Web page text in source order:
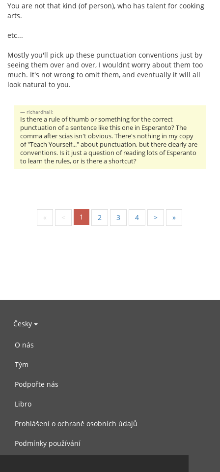
You are not that kind (of person), who has talent for cooking
arts.
etc...
Mostly you'll pick up these punctuation conventions just by
seeing them over and over, I wouldnt worry about them too
much. It's not wrong to omit them, and eventually it will all
look natural to you.
richardhall:
Is there a rule of thumb or something for the correct
punctuation of a sentence like this one in Esperanto? The
comma after scias isn't obvious. There's nothing in my copy
of "Teach Yourself..." about punctuation, but there clearly are
conventions. Is it just a question of reading lots of Esperanto
to learn the rules, or is there a shortcut?
« < 1 2 3 4 > »
Česky
O nás
Tým
Podpořte nás
Libro
Prohlášení o ochraně osobních údajů
Podmínky používání